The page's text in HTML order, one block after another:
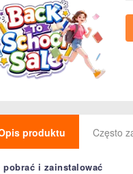
produktu Często
pobrać i zainstalować